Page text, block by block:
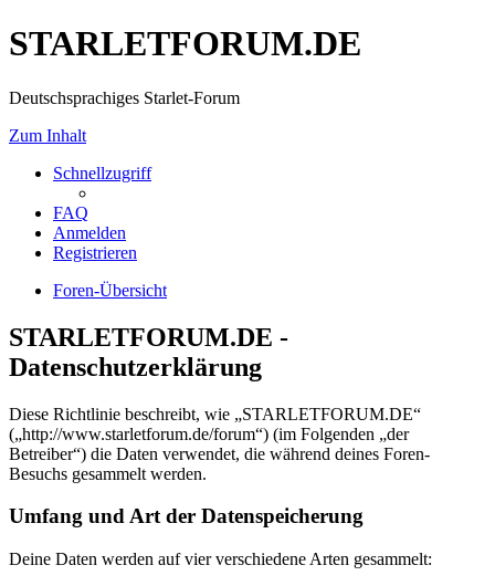
STARLETFORUM.DE
Deutschsprachiges Starlet-Forum
Zum Inhalt
Schnellzugriff
FAQ
Anmelden
Registrieren
Foren-Übersicht
STARLETFORUM.DE -
Datenschutzerklärung
Diese Richtlinie beschreibt, wie „STARLETFORUM.DE“
(„http://www.starletforum.de/forum“) (im Folgenden „der
Betreiber“) die Daten verwendet, die während deines Foren-
Besuchs gesammelt werden.
Umfang und Art der Datenspeicherung
Deine Daten werden auf vier verschiedene Arten gesammelt: